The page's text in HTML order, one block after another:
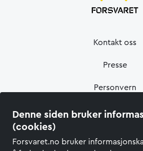
Denne siden bruker
(cookies)
Forsvaret.no bruker
Kontakt oss
Presse
Personvern